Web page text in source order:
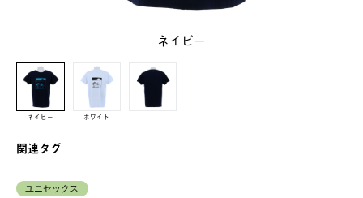
ネイビー
ネイビー ホワイト
関連タグ
ユニセックス